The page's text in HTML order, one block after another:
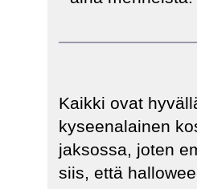
Kaikki ovat
kyseenalainen
jaksossa, joten
siis, että